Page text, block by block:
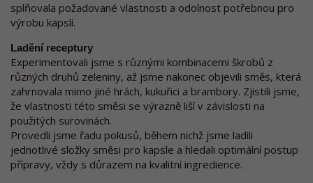
splňovala požadované vlastnosti a odolnost potřebnou pro
výrobu kapslí.
Ladění receptury
Experimentovali jsme s různými kombinacemi škrobů z
různých druhů zeleniny, až jsme nakonec objevili směs, která
zahrnovala mimo jiné hrách, kukuřici a brambory. Zjistili jsme,
že vlastnosti této směsi se výrazně liší v závislosti na
použitých surovinách.
Provedli jsme řadu pokusů, během nichž jsme ladili
jednotlivé složky směsi pro kapsle a hledali optimální postup
přípravy, vždy s důrazem na kvalitní ingredience.